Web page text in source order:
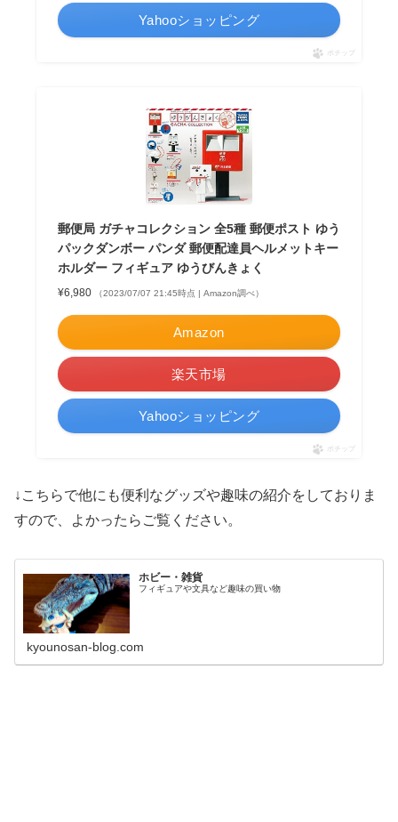
Yahooショッピング
ポチップ
郵便局 ガチャコレクション 全5種 郵便ポスト ゆう
パックダンボー パンダ 郵便配達員ヘルメットキー
ホルダー フィギュア ゆうびんきょく
¥6,980 （2023/07/07 21:45時点 | Amazon調べ）
Amazon
楽天市場
Yahooショッピング
ポチップ
↓こちらで他にも便利なグッズや趣味の紹介をしておりま
すので、よかったらご覧ください。
ホビー・雑貨
フィギュアや文具など趣味の買い物
kyounosan-blog.com